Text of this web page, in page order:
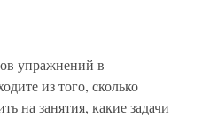
упражнений в
из того, сколько
на занятия, какие задачи